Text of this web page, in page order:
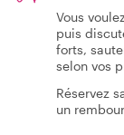
Vous
puis
forts,
selon vos
Réservez
un